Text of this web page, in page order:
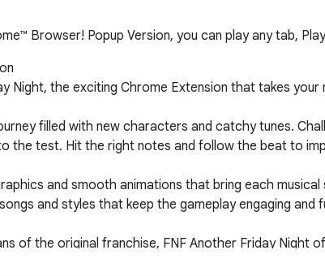
Browser! Popup Version, you can play any tab,
Night, the exciting Chrome Extension that takes
filled with new characters and catchy tunes.
the test. Hit the right notes and follow the beat to
and smooth animations that bring each
and styles that keep the gameplay engaging and
of the original franchise, FNF Another Friday Night